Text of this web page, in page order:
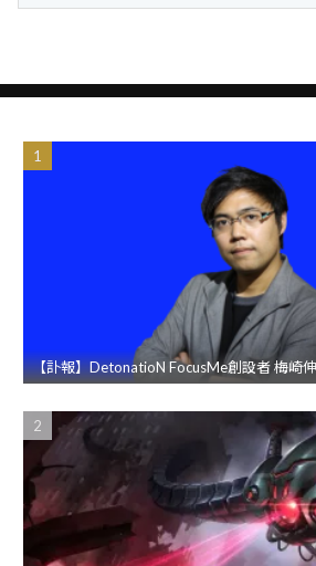
【訃報】DetonatioN FocusMe創設者 梅崎